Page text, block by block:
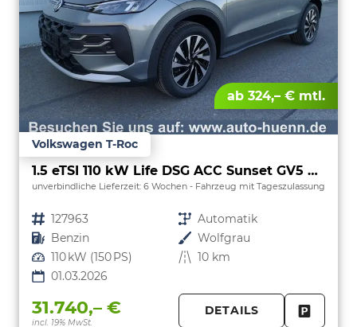
ab 324,– € mtl.
Volkswagen T-Roc
1.5 eTSI 110 kW Life DSG ACC Sunset GV5 neues Modell
unverbindliche Lieferzeit: 6 Wochen Fahrzeug mit Tageszulassung
Fahrzeugnr. 127963 Getriebe Automatik
Kraftstoff Benzin Außenfarbe Wolfgrau
Leistung 110 kW (150 PS) Kilometerstand 10 km
01.03.2026
31.740,– €
incl. 19% MwSt.
DETAILS